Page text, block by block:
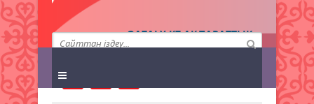
QAZALY.KZ АҚПАРАТТЫҚ
АГЕНТТІГІ